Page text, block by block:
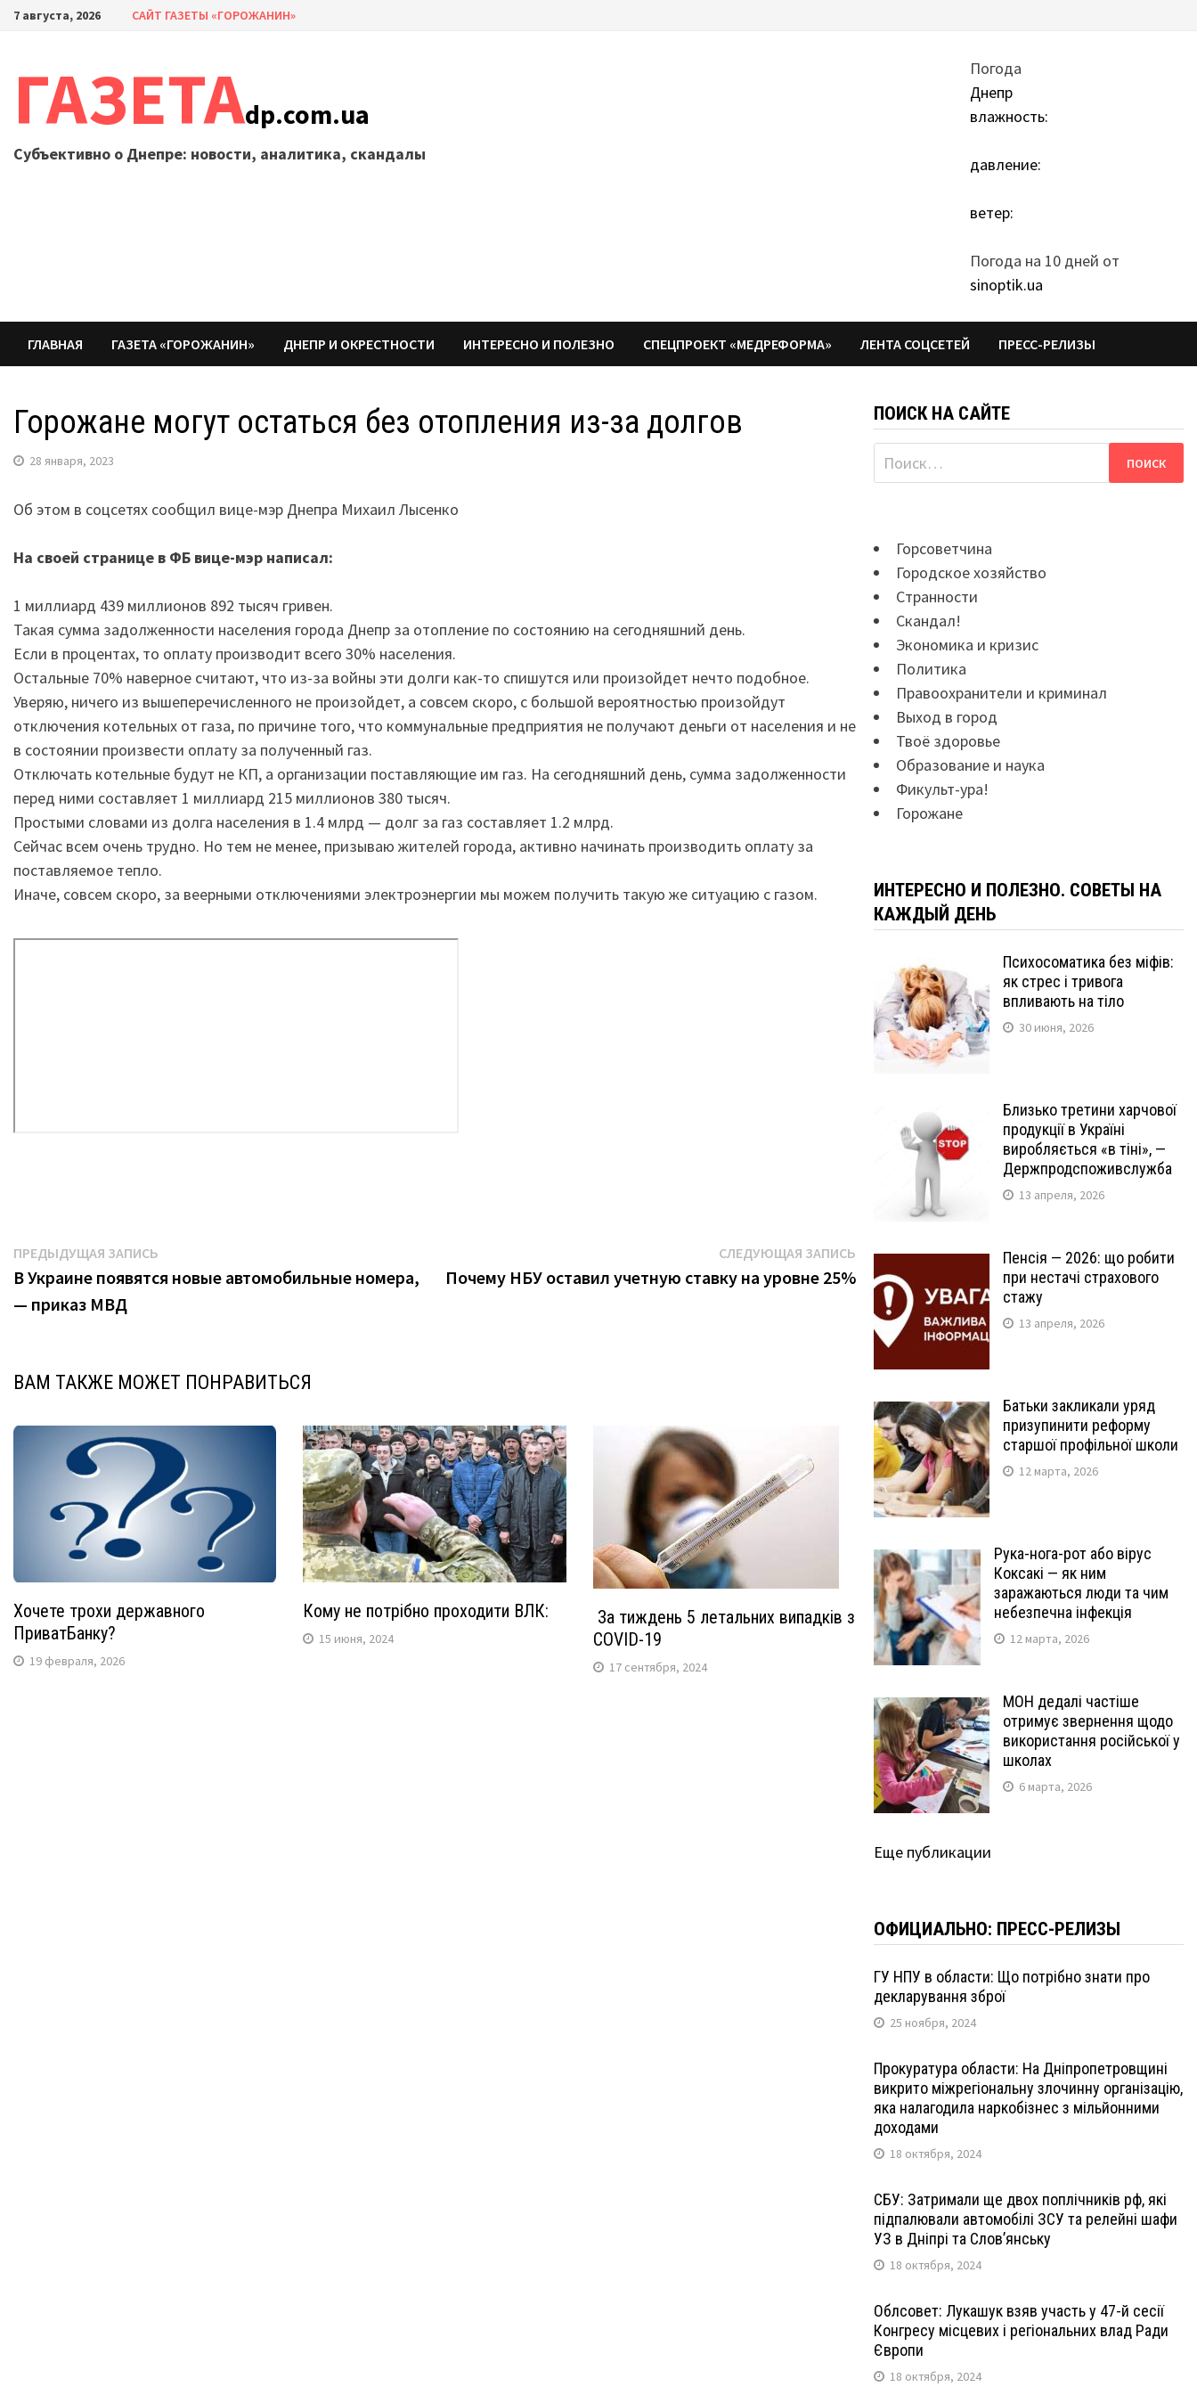
Перейти
7 августа, 2026 САЙТ ГАЗЕТЫ «ГОРОЖАНИН»
ГАЗЕТАdp.com.ua
Субъективно о Днепре: новости, аналитика, скандалы
Погода
Днепр
влажность:
давление:
ветер:
Погода на 10 дней от
sinoptik.ua
ГЛАВНАЯ ГАЗЕТА «ГОРОЖАНИН» ДНЕПР И ОКРЕСТНОСТИ ИНТЕРЕСНО И ПОЛЕЗНО СПЕЦПРОЕКТ «МЕДРЕФОРМА» ЛЕНТА СОЦСЕТЕЙ ПРЕСС-РЕЛИЗЫ
Горожане могут остаться без отопления из-за долгов
28 января, 2023
Об этом в соцсетях сообщил вице-мэр Днепра Михаил Лысенко
На своей странице в ФБ вице-мэр написал:
1 миллиард 439 миллионов 892 тысяч гривен.
Такая сумма задолженности населения города Днепр за отопление по состоянию на сегодняшний день.
Если в процентах, то оплату производит всего 30% населения.
Остальные 70% наверное считают, что из-за войны эти долги как-то спишутся или произойдет нечто подобное.
Уверяю, ничего из вышеперечисленного не произойдет, а совсем скоро, с большой вероятностью произойдут
отключения котельных от газа, по причине того, что коммунальные предприятия не получают деньги от населения и не
в состоянии произвести оплату за полученный газ.
Отключать котельные будут не КП, а организации поставляющие им газ. На сегодняшний день, сумма задолженности
перед ними составляет 1 миллиард 215 миллионов 380 тысяч.
Простыми словами из долга населения в 1.4 млрд — долг за газ составляет 1.2 млрд.
Сейчас всем очень трудно. Но тем не менее, призываю жителей города, активно начинать производить оплату за
поставляемое тепло.
Иначе, совсем скоро, за веерными отключениями электроэнергии мы можем получить такую же ситуацию с газом.
Навигация
по
записям
ПРЕДЫДУЩАЯ ЗАПИСЬ
запись:
В Украине появятся новые автомобильные номера,
— приказ МВД
СЛЕДУЮЩАЯ ЗАПИСЬ Следующая
запись:
Почему НБУ оставил учетную ставку на уровне 25%
ВАМ ТАКЖЕ МОЖЕТ ПОНРАВИТЬСЯ
Хочете трохи державного
ПриватБанку?
19 февраля, 2026
Кому не потрібно проходити ВЛК:
15 июня, 2024
За тиждень 5 летальних випадків з
COVID-19
17 сентября, 2024
ПОИСК НА САЙТЕ
Найти:
Горсоветчина
Городское хозяйство
Странности
Скандал!
Экономика и кризис
Политика
Правоохранители и криминал
Выход в город
Твоё здоровье
Образование и наука
Фикульт-ура!
Горожане
ИНТЕРЕСНО И ПОЛЕЗНО. СОВЕТЫ НА
КАЖДЫЙ ДЕНЬ
Психосоматика без міфів:
як стрес і тривога
впливають на тіло
30 июня, 2026
Близько третини харчової
продукції в Україні
виробляється «в тіні», —
Держпродспоживслужба
13 апреля, 2026
Пенсія — 2026: що робити
при нестачі страхового
стажу
13 апреля, 2026
Батьки закликали уряд
призупинити реформу
старшої профільної школи
12 марта, 2026
Рука-нога-рот або вірус
Коксакі — як ним
заражаються люди та чим
небезпечна інфекція
12 марта, 2026
МОН дедалі частіше
отримує звернення щодо
використання російської у
школах
6 марта, 2026
Еще публикации
ОФИЦИАЛЬНО: ПРЕСС-РЕЛИЗЫ
ГУ НПУ в области: Що потрібно знати про
декларування зброї
25 ноября, 2024
Прокуратура области: На Дніпропетровщині
викрито міжрегіональну злочинну організацію,
яка налагодила наркобізнес з мільйонними
доходами
18 октября, 2024
СБУ: Затримали ще двох поплічників рф, які
підпалювали автомобілі ЗСУ та релейні шафи
УЗ в Дніпрі та Слов’янську
18 октября, 2024
Облсовет: Лукашук взяв участь у 47-й сесії
Конгресу місцевих і регіональних влад Ради
Європи
18 октября, 2024